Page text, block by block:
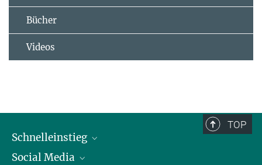
Bücher
Videos
TOP
Schnelleinstieg
Alumni
Social Media